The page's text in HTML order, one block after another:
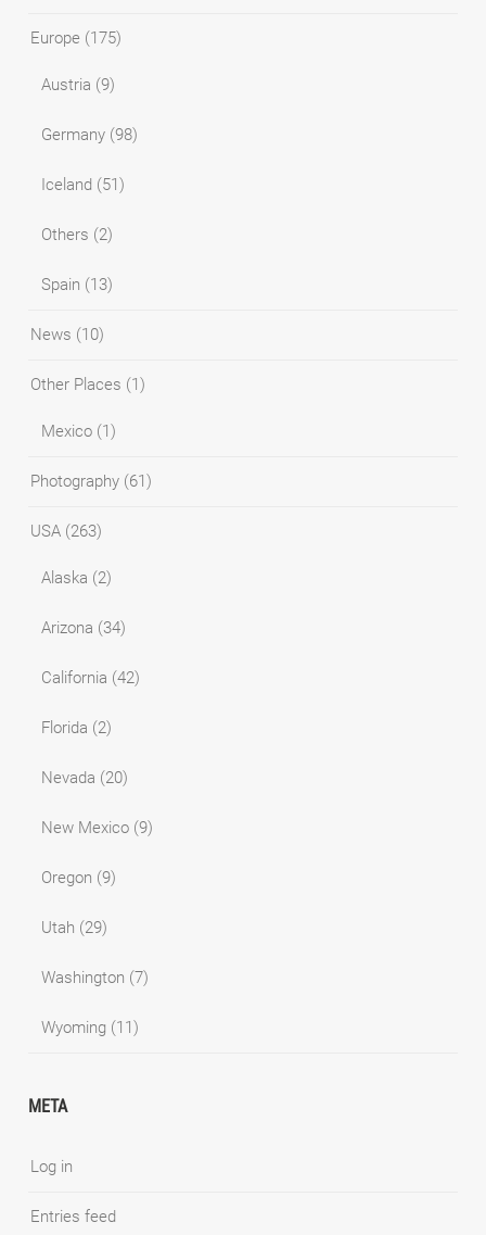
Europe (175)
Austria (9)
Germany (98)
Iceland (51)
Others (2)
Spain (13)
News (10)
Other Places (1)
Mexico (1)
Photography (61)
USA (263)
Alaska (2)
Arizona (34)
California (42)
Florida (2)
Nevada (20)
New Mexico (9)
Oregon (9)
Utah (29)
Washington (7)
Wyoming (11)
META
Log in
Entries feed